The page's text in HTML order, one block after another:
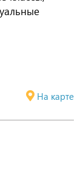
На карте